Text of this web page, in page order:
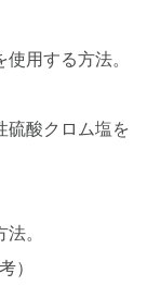
用する方法。
硫酸クロム塩を
。
）